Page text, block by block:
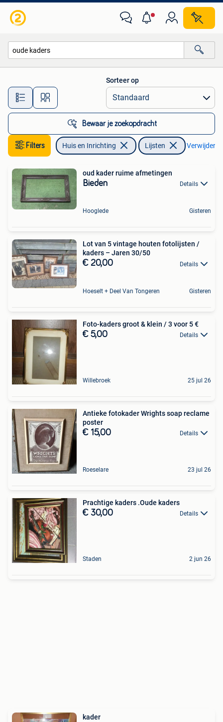
Alle afstanden…
Sorteer op
Bewaar je zoekopdracht
Filters Huis en Inrichting Lijsten Verwijder
oud kader ruime afmetingen
Bieden Details
Hooglede Gisteren
Lot van 5 vintage houten fotolijsten /
kaders – Jaren 30/50
€ 20,00 Details
Hoeselt + Deel Van Tongeren Gisteren
Foto-kaders groot & klein / 3 voor 5 €
€ 5,00 Details
Willebroek 25 jul 26
Antieke fotokader Wrights soap reclame
poster
€ 15,00 Details
Roeselare 23 jul 26
Prachtige kaders .Oude kaders
€ 30,00 Details
Staden 2 jun 26
kader